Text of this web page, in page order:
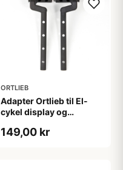
ORTLIEB
Adapter Ortlieb til El-
cykel display og
149,00 kr